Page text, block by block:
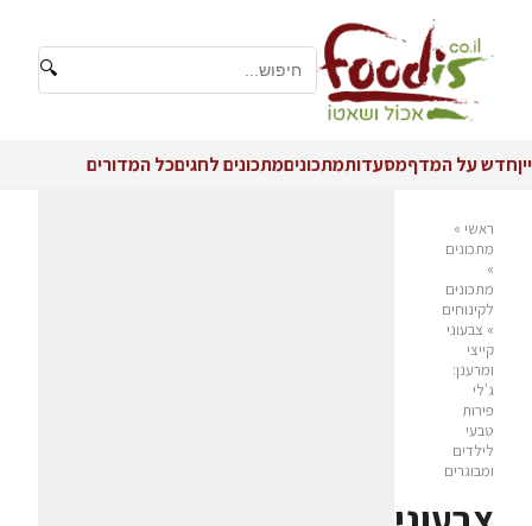
🔍
ייןחדש על המדףמסעדותמתכוניםמתכונים לחגיםכל המדורים
ראשי »
מתכונים
»
מתכונים
לקינוחים
» צבעוני
קייצי
ומרענן:
ג'לי
פירות
טבעי
לילדים
ומבוגרים